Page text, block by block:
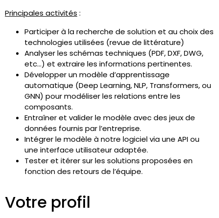
Principales activités :
Participer à la recherche de solution et au choix des
technologies utilisées (revue de littérature)
Analyser les schémas techniques (PDF, DXF, DWG,
etc…) et extraire les informations pertinentes.
Développer un modèle d’apprentissage
automatique (Deep Learning, NLP, Transformers, ou
GNN) pour modéliser les relations entre les
composants.
Entraîner et valider le modèle avec des jeux de
données fournis par l’entreprise.
Intégrer le modèle à notre logiciel via une API ou
une interface utilisateur adaptée.
Tester et itérer sur les solutions proposées en
fonction des retours de l’équipe.
Votre profil